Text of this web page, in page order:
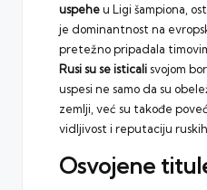
uspeheu Ligi šampiona,
je dominantnost na
pretežno pripadala
Rusi su se isticalisvojom
uspesi ne samo da su
zemlji, već su takođe
vidljivost i reputaciju ruskih
Osvojene